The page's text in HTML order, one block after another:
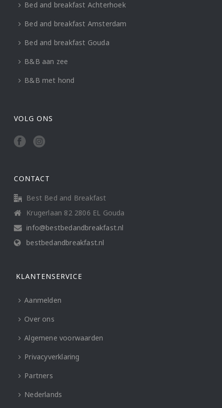
Bed and breakfast Achterhoek
Bed and breakfast Amsterdam
Bed and breakfast Gouda
B&B aan zee
B&B met hond
VOLG ONS
CONTACT
Best Bed and Breakfast
Krugerlaan 82 2806 EL Gouda
info@bestbedandbreakfast.nl
bestbedandbreakfast.nl
KLANTENSERVICE
Aanmelden
Over ons
Algemene voorwaarden
Privacyverklaring
Partners
Nederlands